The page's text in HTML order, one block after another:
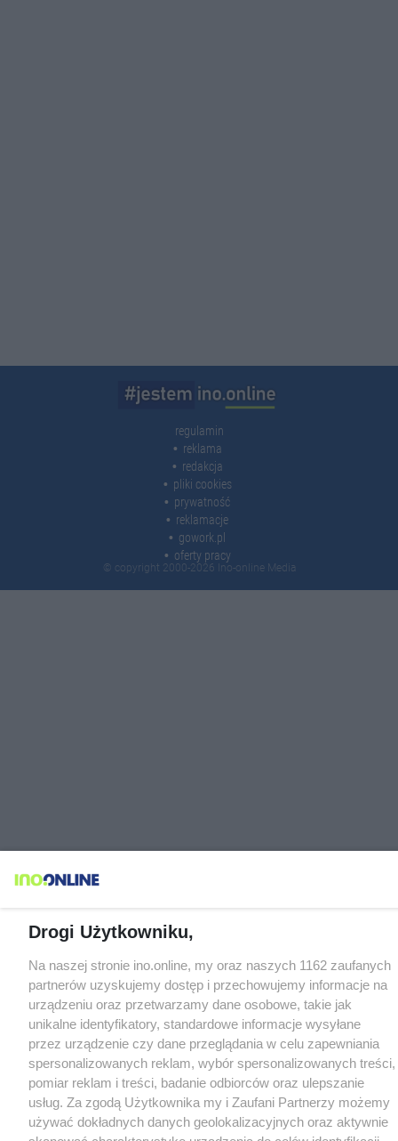
regulamin
reklama
redakcja
pliki cookies
prywatność
reklamacje
gowork.pl
oferty pracy
© copyright 2000-2026 Ino-online Media
Drogi Użytkowniku,
Na naszej stronie ino.online, my oraz naszych 1162 zaufanych
partnerów uzyskujemy dostęp i przechowujemy informacje na
urządzeniu oraz przetwarzamy dane osobowe, takie jak
unikalne identyfikatory, standardowe informacje wysyłane
przez urządzenie czy dane przeglądania w celu zapewniania
spersonalizowanych reklam, wybór spersonalizowanych treści,
pomiar reklam i treści, badanie odbiorców oraz ulepszanie
usług. Za zgodą Użytkownika my i Zaufani Partnerzy możemy
używać dokładnych danych geolokalizacyjnych oraz aktywnie